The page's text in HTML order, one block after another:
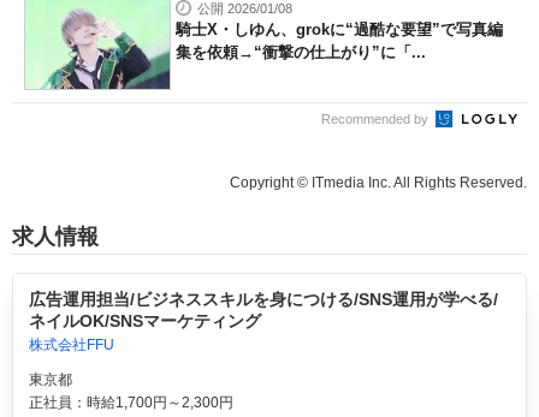
公開 2026/01/08
騎士X・しゆん、grokに“過酷な要望”で写真編
集を依頼→“衝撃の仕上がり”に「...
Recommended by
Copyright © ITmedia Inc. All Rights Reserved.
求人情報
広告運用担当/ビジネススキルを身につける/SNS運用が学べる/
ネイルOK/SNSマーケティング
株式会社FFU
東京都
正社員：時給1,700円～2,300円